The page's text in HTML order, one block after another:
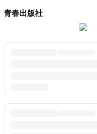
青春出版社